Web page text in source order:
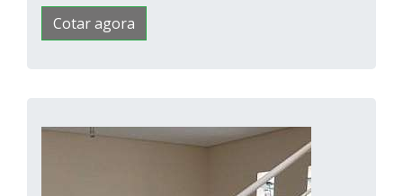
Cotar agora